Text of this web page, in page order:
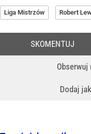
Liga Mistrzów Robert
Obserwuj
Dodaj
SKOMENTUJ